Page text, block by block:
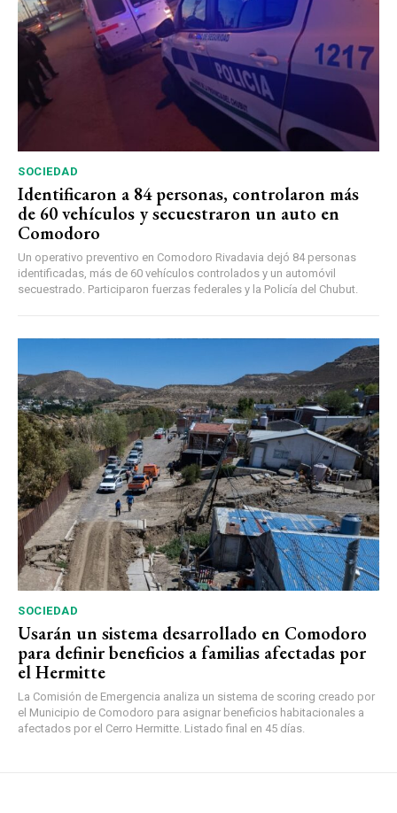
SOCIEDAD
Identificaron a 84 personas, controlaron más
de 60 vehículos y secuestraron un auto en
Comodoro
Un operativo preventivo en Comodoro Rivadavia dejó 84 personas
identificadas, más de 60 vehículos controlados y un automóvil
secuestrado. Participaron fuerzas federales y la Policía del Chubut.
SOCIEDAD
Usarán un sistema desarrollado en Comodoro
para definir beneficios a familias afectadas por
el Hermitte
La Comisión de Emergencia analiza un sistema de scoring creado por
el Municipio de Comodoro para asignar beneficios habitacionales a
afectados por el Cerro Hermitte. Listado final en 45 días.